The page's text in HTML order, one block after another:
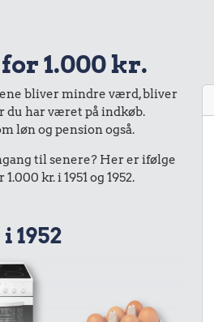
1.000 kr.
bliver mindre værd, bliver
du har været på indkøb.
løn og pension også.
til senere? Her er ifølge
kr. i 1951 og 1952.
1952